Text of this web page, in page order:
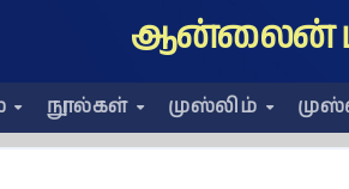
ஆன்லைன்
நூல்கள் முஸ்லிம்